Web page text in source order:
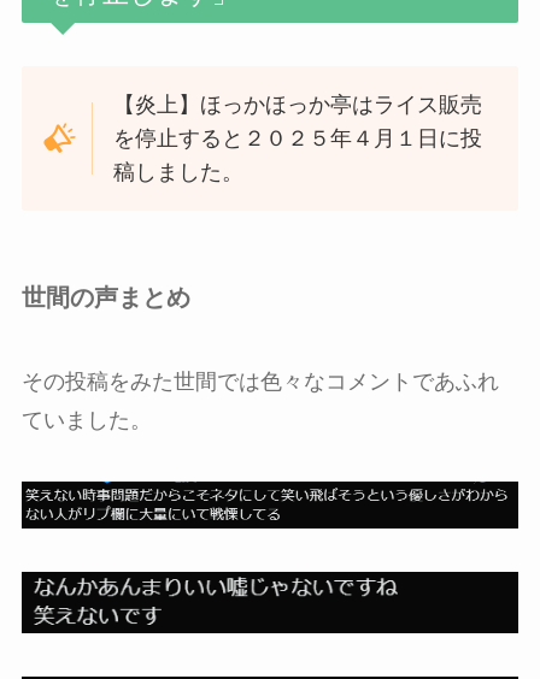
【炎上】ほっかほっか亭はライス販売
を停止すると２０２５年４月１日に投
稿しました。
世間の声まとめ
その投稿をみた世間では色々なコメントであふれ
ていました。